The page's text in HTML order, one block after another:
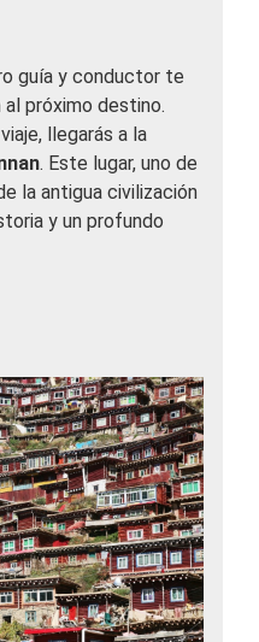
guía y conductor te
próximo destino.
llegarás a la
. Este lugar, uno de
la antigua civilización
y un profundo